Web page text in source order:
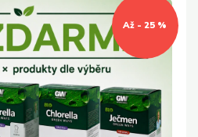
Až - 25 %